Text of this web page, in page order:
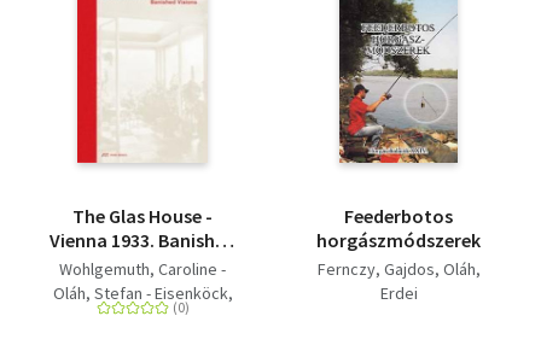
The Glas House -
Vienna 1933. Banished
Visions
Wohlgemuth, Caroline -
Oláh, Stefan - Eisenköck,
Maximilian
Feederbotos
horgászmódszerek
Fernczy Gajdos Oláh
Erdei